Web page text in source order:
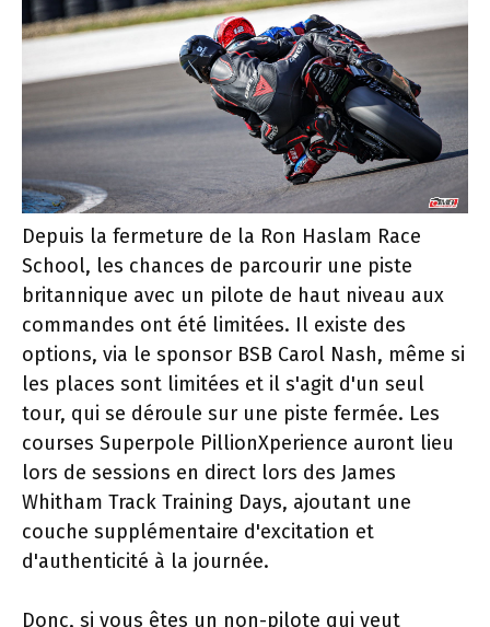
Depuis la fermeture de la Ron Haslam Race
School, les chances de parcourir une piste
britannique avec un pilote de haut niveau aux
commandes ont été limitées. Il existe des
options, via le sponsor BSB Carol Nash, même si
les places sont limitées et il s'agit d'un seul
tour, qui se déroule sur une piste fermée. Les
courses Superpole PillionXperience auront lieu
lors de sessions en direct lors des James
Whitham Track Training Days, ajoutant une
couche supplémentaire d'excitation et
d'authenticité à la journée.
Donc, si vous êtes un non-pilote qui veut